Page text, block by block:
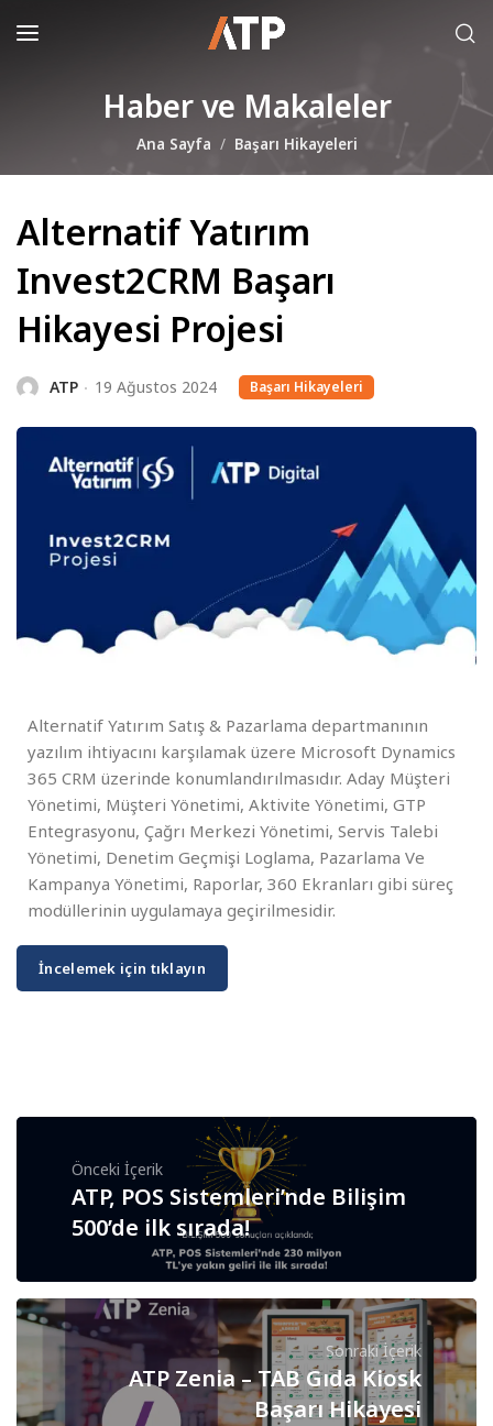
Haber ve Makaleler
Ana Sayfa Başarı Hikayeleri
Alternatif Yatırım
Invest2CRM Başarı
Hikayesi Projesi
ATP 19 Ağustos 2024 Başarı Hikayeleri
Alternatif Yatırım Satış & Pazarlama departmanının
yazılım ihtiyacını karşılamak üzere Microsoft Dynamics
365 CRM üzerinde konumlandırılmasıdır. Aday Müşteri
Yönetimi, Müşteri Yönetimi, Aktivite Yönetimi, GTP
Entegrasyonu, Çağrı Merkezi Yönetimi, Servis Talebi
Yönetimi, Denetim Geçmişi Loglama, Pazarlama Ve
Kampanya Yönetimi, Raporlar, 360 Ekranları gibi süreç
modüllerinin uygulamaya geçirilmesidir.
İncelemek için tıklayın
Önceki İçerik
ATP, POS Sistemleri’nde Bilişim
500’de ilk sırada!
Sonraki İçerik
ATP Zenia – TAB Gıda Kiosk
Başarı Hikayesi